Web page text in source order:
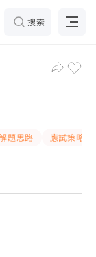
搜索
題思路
應試策略